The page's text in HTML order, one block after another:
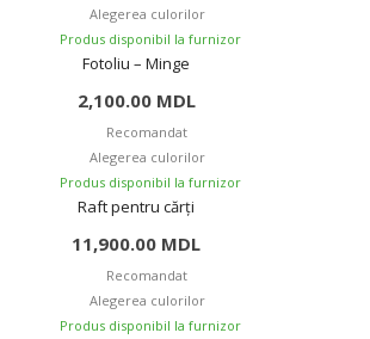
Alegerea culorilor
Produs disponibil la furnizor
Fotoliu – Minge
2,100.00 MDL
Recomandat
Alegerea culorilor
Produs disponibil la furnizor
Raft pentru cărți
11,900.00 MDL
Recomandat
Alegerea culorilor
Produs disponibil la furnizor